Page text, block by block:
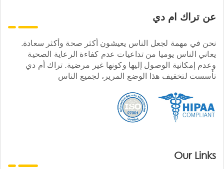
عن تراك ام دي
نحن في مهمة لجعل الناس يعيشون أكثر صحة وأكثر سعادة.
يعاني الناس يوميا من تداعيات عدم كفاءة الرعاية الصحية
وعدم إمكانية الوصول إليها وكونها غير مرضية. تراك أم دي
تأسست لتخفيف هذا الوضع المرير، لجميع الناس
Our Links